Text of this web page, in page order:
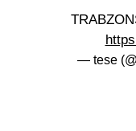
— tese